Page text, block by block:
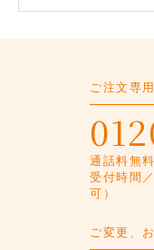
ご注文専
通話料無
受付時間
可）
ご変更、